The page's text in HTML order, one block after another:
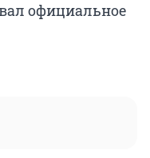
официальное